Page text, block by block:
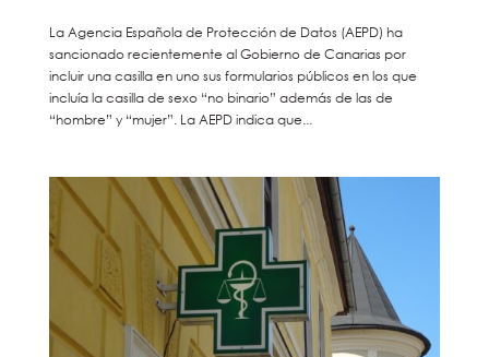
La Agencia Española de Protección de Datos (AEPD) ha
sancionado recientemente al Gobierno de Canarias por
incluir una casilla en uno sus formularios públicos en los que
incluía la casilla de sexo “no binario” además de las de
“hombre” y “mujer”. La AEPD indica que...